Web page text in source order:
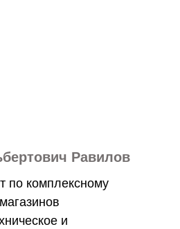
Равилов
по комплексному
и